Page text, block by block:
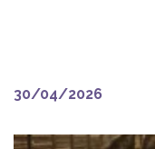
30/04/2026